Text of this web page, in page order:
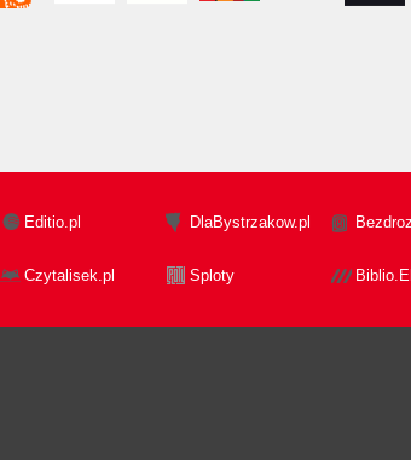
Editio.pl DlaBystrzakow.pl
Czytalisek.pl Sploty